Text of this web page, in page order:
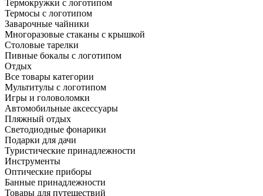
Термокружки с логотипом
Термосы с логотипом
Заварочные чайники
Многоразовые стаканы с крышкой
Столовые тарелки
Пивные бокалы с логотипом
Отдых
Все товары категории
Мультитулы с логотипом
Игры и головоломки
Автомобильные аксессуары
Пляжный отдых
Светодиодные фонарики
Подарки для дачи
Туристические принадлежности
Инструменты
Оптические приборы
Банные принадлежности
Товары для путешествий